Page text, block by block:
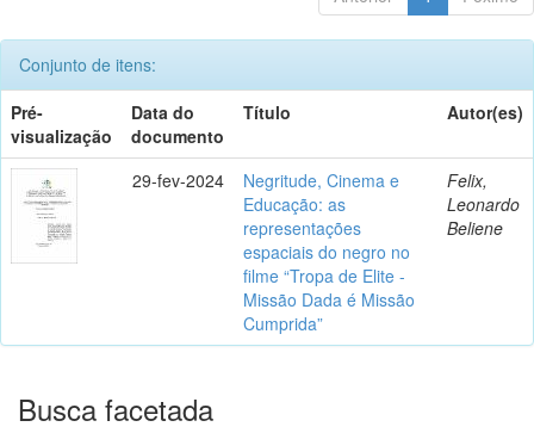
Conjunto de itens:
Pré-
visualização
Data do
documento
Título Autor(es)
29-fev-2024
Negritude, Cinema e
Educação: as
representações
espaciais do negro no
filme “Tropa de Elite -
Missão Dada é Missão
Cumprida”
Felix,
Leonardo
Beliene
Busca facetada